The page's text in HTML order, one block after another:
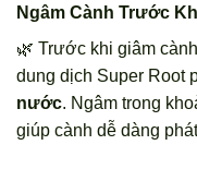
Ngâm Cành Trước
🌿 Trước khi giâm
dung dịch Super Root
nước. Ngâm trong
giúp cành dễ dàng